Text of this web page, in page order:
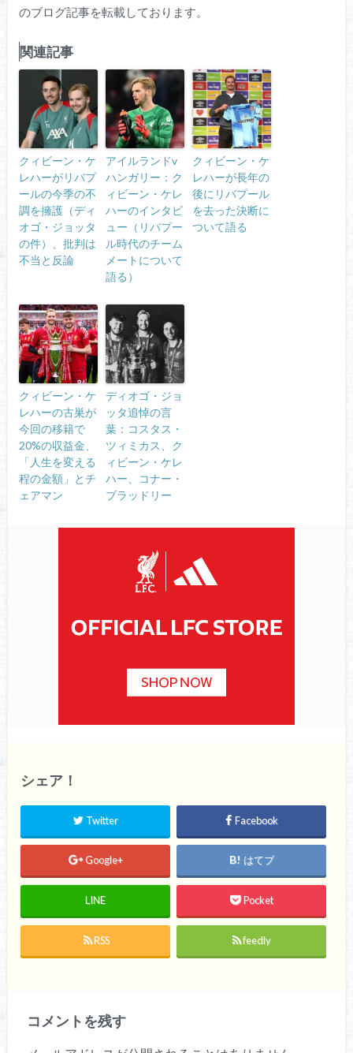
のブログ記事を転載しております。
関連記事
クィビーン・ケ
レハーがリバプ
ールの今季の不
調を擁護（ディ
オゴ・ジョッタ
の件）、批判は
不当と反論
アイルランドv
ハンガリー：ク
ィビーン・ケレ
ハーのインタビ
ュー（リバプー
ル時代のチーム
メートについて
語る）
クィビーン・ケ
レハーが長年の
後にリバプール
を去った決断に
ついて語る
クィビーン・ケ
レハーの古巣が
今回の移籍で
20%の収益金、
「人生を変える
程の金額」とチ
ェアマン
ディオゴ・ジョ
ッタ追悼の言
葉：コスタス・
ツィミカス、ク
ィビーン・ケレ
ハー、コナー・
ブラッドリー
シェア！
Twitter Facebook
Google+ はてブ
LINE Pocket
RSS feedly
コメントを残す